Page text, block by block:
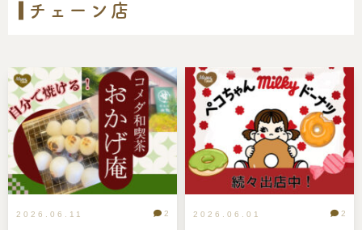
チェーン店
2026.06.11 2 2026.06.01 2